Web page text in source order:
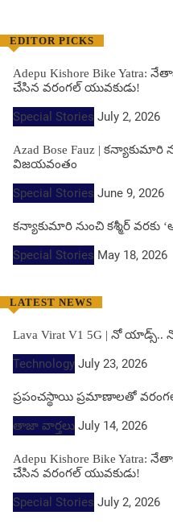
EDITOR PICKS
Adepu Kishore Bike Yatra:
చేసిన వరంగల్ యువకుడు!
Special Stories July 2, 2026
Azad Bose Fauz | కన్యాకుమారి
విజయవంతం
Special Stories June 9, 2026
కన్యాకుమారి నుంచి కశ్మీర్
Special Stories May 18, 2026
LATEST NEWS
Lava Virat V1 5G | నో
Technology July 23, 2026
ప్రపంచస్థాయి ప్రమాణాలతో
తాజా వార్తలు July 14, 2026
Adepu Kishore Bike Yatra:
చేసిన వరంగల్ యువకుడు!
Special Stories July 2, 2026